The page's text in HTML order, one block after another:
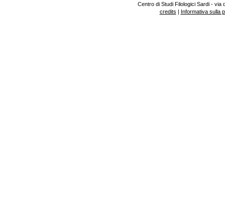
Centro di Studi Filologici Sardi - via
credits | Informativa sulla